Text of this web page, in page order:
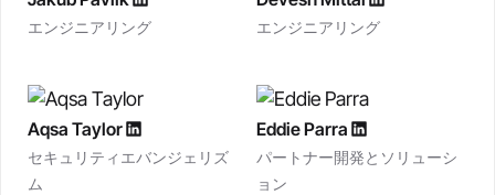
エンジニアリング エンジニアリング
Aqsa Taylor
セキュリティエバンジェリズ
ム
Eddie Parra
パートナー開発とソリューシ
ョン